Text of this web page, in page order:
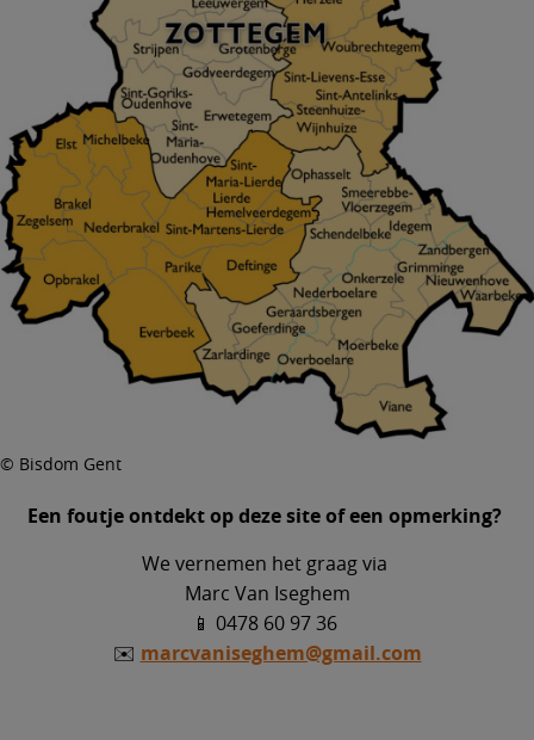
© Bisdom Gent
Een foutje ontdekt op deze site of een opmerking?
We vernemen het graag via
Marc Van Iseghem
📱 0478 60 97 36
✉️ marcvaniseghem@gmail.com